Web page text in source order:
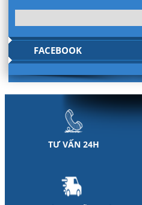
FACEBOOK
TƯ VẤN 24H